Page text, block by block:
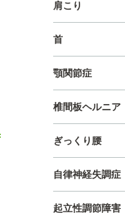
肩こり
首
顎関節症
椎間板ヘルニア
ぎっくり腰
自律神経失調症
起立性調節障害